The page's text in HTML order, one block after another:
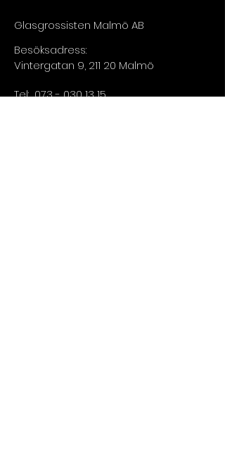
Glasgrossisten Malmö AB
Besöksadress:
Vintergatan 9, 211 20 Malmö
Tel:073 - 030 13 15​